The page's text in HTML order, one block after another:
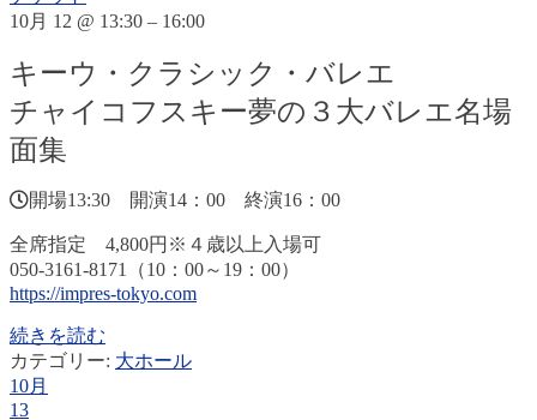
10月 12 @ 13:30 – 16:00
キーウ・クラシック・バレエ
チャイコフスキー夢の３大バレエ名場
面集
開場13:30 開演14：00 終演16：00
全席指定 4,800円※４歳以上入場可
050-3161-8171（10：00～19：00）
https://impres-tokyo.com
続きを読む
カテゴリー: 大ホール
10月
13